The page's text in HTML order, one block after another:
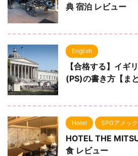
典 宿泊 レビュー
English
【合格する】イギ
(PS)の書き方【ま
Hotel SPGアメッ
HOTEL THE
食 レビュー